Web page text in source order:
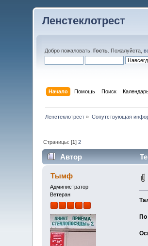
Ленстеклотрест
Добро пожаловать,Гость . Пожалуйста,
Начало Помощь Поиск
Ленстеклотрест » Сопутствующая
Страницы: [1]2
Автор
Тымф
Администратор
Ветеран